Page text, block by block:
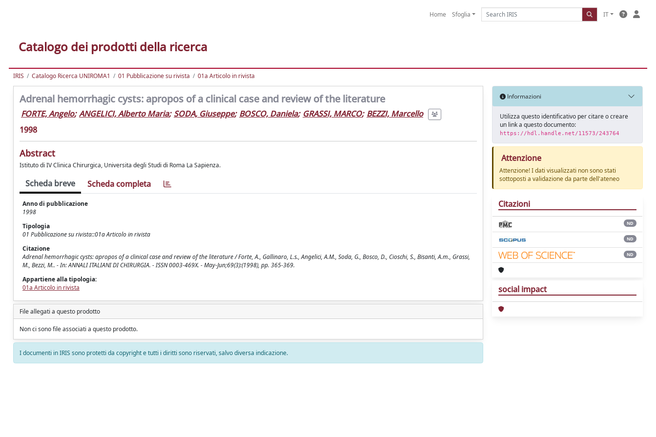
Home Sfoglia IT
Catalogo dei prodotti della ricerca
IRIS Catalogo Ricerca UNIROMA1 01 Pubblicazione su rivista 01a Articolo in rivista
Adrenal hemorrhagic cysts: apropos of a clinical case and review of the literature
FORTE, Angelo; ANGELICI, Alberto Maria; SODA, Giuseppe; BOSCO, Daniela; GRASSI, MARCO; BEZZI, Marcello
1998
Abstract
Istituto di IV Clinica Chirurgica, Universita degli Studi di Roma La Sapienza.
Scheda breve Scheda completa
Anno di pubblicazione
1998
Tipologia
01 Pubblicazione su rivista::01a Articolo in rivista
Citazione
Adrenal hemorrhagic cysts: apropos of a clinical case and review of the literature / Forte, A., Gallinaro, L.s., Angelici, A.M., Soda, G., Bosco, D., Cioschi, S., Bisanti, A.m., Grassi,
M., Bezzi, M.. - In: ANNALI ITALIANI DI CHIRURGIA. - ISSN 0003-469X. - May-Jun;69(3):(1998), pp. 365-369.
Appartiene alla tipologia:
01a Articolo in rivista
File allegati a questo prodotto
Non ci sono file associati a questo prodotto.
I documenti in IRIS sono protetti da copyright e tutti i diritti sono riservati, salvo diversa indicazione.
Informazioni
Utilizza questo identificativo per citare o creare
un link a questo documento:
https://hdl.handle.net/11573/243764
Attenzione
Attenzione! I dati visualizzati non sono stati
sottoposti a validazione da parte dell'ateneo
Citazioni
ND
ND
ND
social impact